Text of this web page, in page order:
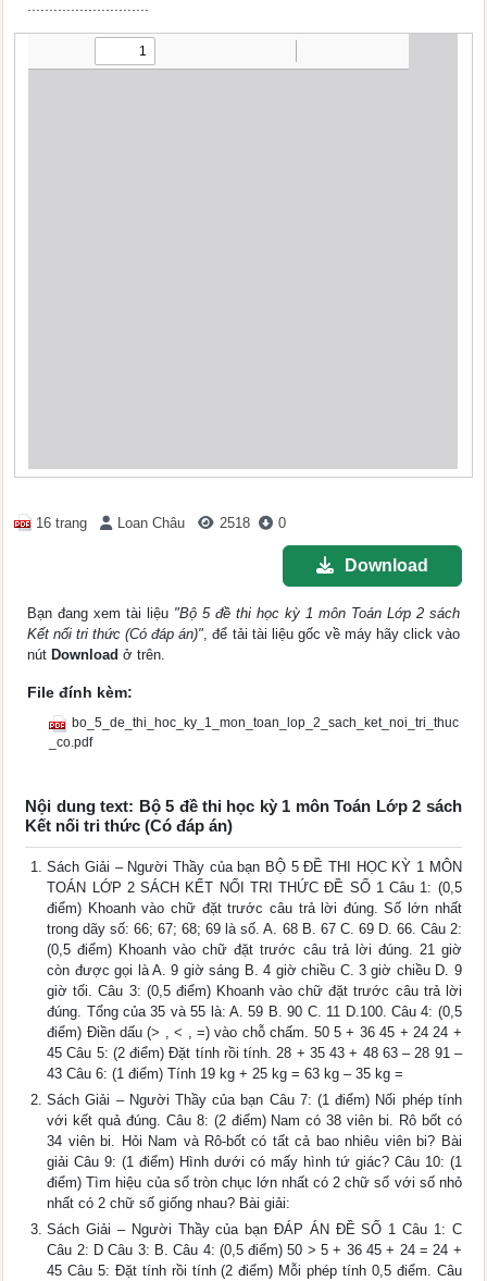
16 trang Loan Châu 2518 0
Download
Bạn đang xem tài liệu "Bộ 5 đề thi học kỳ 1 môn Toán Lớp 2 sách
Kết nối tri thức (Có đáp án)", để tải tài liệu gốc về máy hãy click vào
nút Download ở trên.
File đính kèm:
bo_5_de_thi_hoc_ky_1_mon_toan_lop_2_sach_ket_noi_tri_thuc
_co.pdf
Nội dung text: Bộ 5 đề thi học kỳ 1 môn Toán Lớp 2 sách
Kết nối tri thức (Có đáp án)
Sách Giải – Người Thầy của bạn BỘ 5 ĐỀ THI HỌC KỲ 1 MÔN
TOÁN LỚP 2 SÁCH KẾT NỐI TRI THỨC ĐỀ SỐ 1 Câu 1: (0,5
điểm) Khoanh vào chữ đặt trước câu trả lời đúng. Số lớn nhất
trong dãy số: 66; 67; 68; 69 là số. A. 68 B. 67 C. 69 D. 66. Câu 2:
(0,5 điểm) Khoanh vào chữ đặt trước câu trả lời đúng. 21 giờ
còn được gọi là A. 9 giờ sáng B. 4 giờ chiều C. 3 giờ chiều D. 9
giờ tối. Câu 3: (0,5 điểm) Khoanh vào chữ đặt trước câu trả lời
đúng. Tổng của 35 và 55 là: A. 59 B. 90 C. 11 D.100. Câu 4: (0,5
điểm) Điền dấu (> , < , =) vào chỗ chấm. 50 5 + 36 45 + 24 24 +
45 Câu 5: (2 điểm) Đặt tính rồi tính. 28 + 35 43 + 48 63 – 28 91 –
43 Câu 6: (1 điểm) Tính 19 kg + 25 kg = 63 kg – 35 kg =
Sách Giải – Người Thầy của bạn Câu 7: (1 điểm) Nối phép tính
với kết quả đúng. Câu 8: (2 điểm) Nam có 38 viên bi. Rô bốt có
34 viên bi. Hỏi Nam và Rô-bốt có tất cả bao nhiêu viên bi? Bài
giải Câu 9: (1 điểm) Hình dưới có mấy hình tứ giác? Câu 10: (1
điểm) Tìm hiệu của số tròn chục lớn nhất có 2 chữ số với số nhỏ
nhất có 2 chữ số giống nhau? Bài giải:
Sách Giải – Người Thầy của bạn ĐÁP ÁN ĐỀ SỐ 1 Câu 1: C
Câu 2: D Câu 3: B. Câu 4: (0,5 điểm) 50 > 5 + 36 45 + 24 = 24 +
45 Câu 5: Đặt tính rồi tính (2 điểm) Mỗi phép tính 0,5 điểm. Câu